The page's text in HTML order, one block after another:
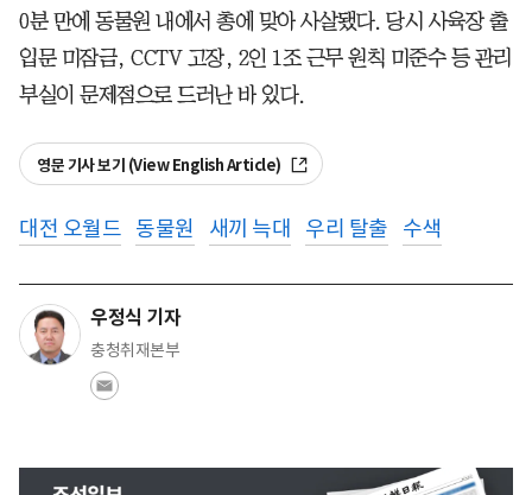
0분 만에 동물원 내에서 총에 맞아 사살됐다. 당시 사육장 출
입문 미잠금, CCTV 고장, 2인 1조 근무 원칙 미준수 등 관리
부실이 문제점으로 드러난 바 있다.
영문 기사 보기 (View English Article)
대전 오월드 동물원 새끼 늑대 우리 탈출 수색
우정식 기자
충청취재본부